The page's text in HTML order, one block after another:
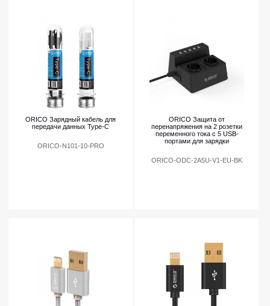
ORICO Зарядный кабель для
передачи данных Type-C
ORICO-N101-10-PRO
ORICO Защита от
перенапряжения на 2 розетки
переменного тока с 5 USB-
портами для зарядки
ORICO-ODC-2A5U-V1-EU-BK